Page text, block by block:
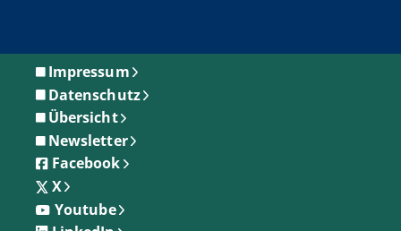
Impressum
Datenschutz
Übersicht
Newsletter
Facebook
X
Youtube